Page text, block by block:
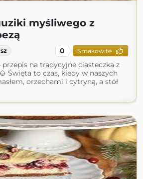
myśliwego z
0 Smakowite
na tradycyjne ciasteczka z
Święta to czas, kiedy w naszych
orzechami i cytryną, a stół